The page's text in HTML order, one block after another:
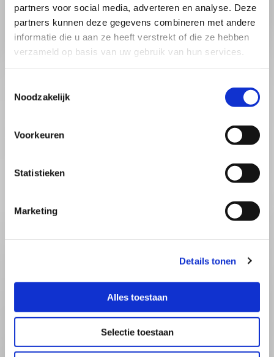
partners voor social media, adverteren en analyse. Deze
partners kunnen deze gegevens combineren met andere
informatie die u aan ze heeft verstrekt of die ze hebben
verzameld op basis van uw gebruik van hun services.
Noodzakelijk
Voorkeuren
Statistieken
Marketing
Details tonen
Alles toestaan
Selectie toestaan
juiste bekabeling zorgt voor een significant verschil
in beeld- en geluidskwaliteit. Wij zijn gespecialiseerd